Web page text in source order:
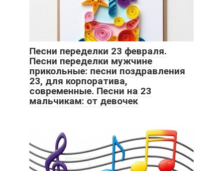
Песни переделки 23 февраля.
Песни переделки мужчине
прикольные: песни поздравления
23, для корпоратива,
современные. Песни на 23
мальчикам: от девочек